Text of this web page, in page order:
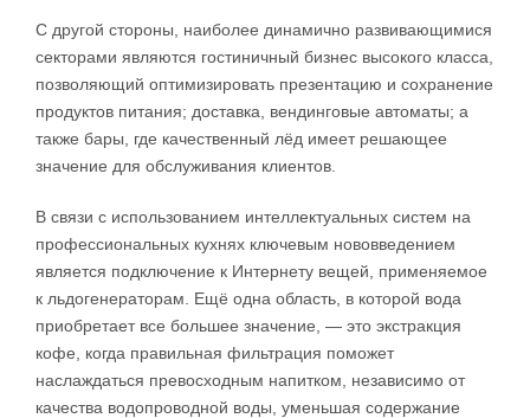
С другой стороны, наиболее динамично развивающимися
секторами являются гостиничный бизнес высокого класса,
позволяющий оптимизировать презентацию и сохранение
продуктов питания; доставка, вендинговые автоматы; а
также бары, где качественный лёд имеет решающее
значение для обслуживания клиентов.
В связи с использованием интеллектуальных систем на
профессиональных кухнях ключевым нововведением
является подключение к Интернету вещей, применяемое
к льдогенераторам. Ещё одна область, в которой вода
приобретает все большее значение, — это экстракция
кофе, когда правильная фильтрация поможет
наслаждаться превосходным напитком, независимо от
качества водопроводной воды, уменьшая содержание